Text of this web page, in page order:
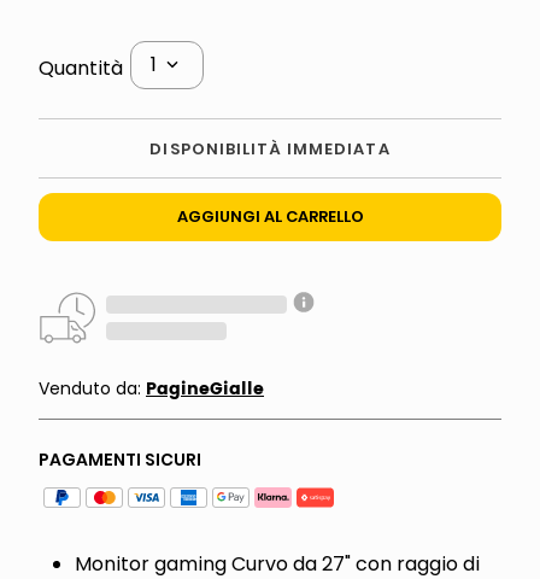
Quantità 1
DISPONIBILITÀ IMMEDIATA
AGGIUNGI AL CARRELLO
Venduto da: PagineGialle
PAGAMENTI SICURI
Monitor gaming Curvo da 27" con raggio di